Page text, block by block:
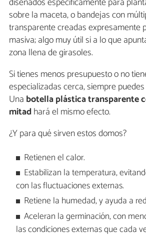
sobre la maceta, o bandejas con
transparente creadas expresamente
masiva; algo muy útil si a lo que
zona llena de girasoles.
Si tienes menos presupuesto o no
especializadas cerca, siempre
Una botella plástica transparente
mitadhará el mismo efecto.
¿Y para qué sirven estos domos?
Retienen el calor.
Estabilizan la temperatura,
con las fluctuaciones externas.
Retiene la humedad, y ayuda a
Aceleran la germinación, con
las condiciones externas que cada